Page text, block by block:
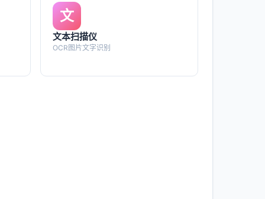
文
文本扫描仪
OCR图片文字识别